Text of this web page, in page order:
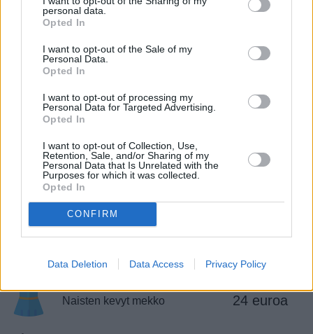
personal data.
Opted In
I want to opt-out of the Sale of my
Personal Data.
Opted In
I want to opt-out of processing my
Personal Data for Targeted Advertising.
Opted In
I want to opt-out of Collection, Use,
Retention, Sale, and/or Sharing of my
Personal Data that Is Unrelated with the
Purposes for which it was collected.
Opted In
CONFIRM
Data Deletion Data Access Privacy Policy
Vaatteet ja kengät
merkkifarkut
Naisten kevyt mekko 24 euroa